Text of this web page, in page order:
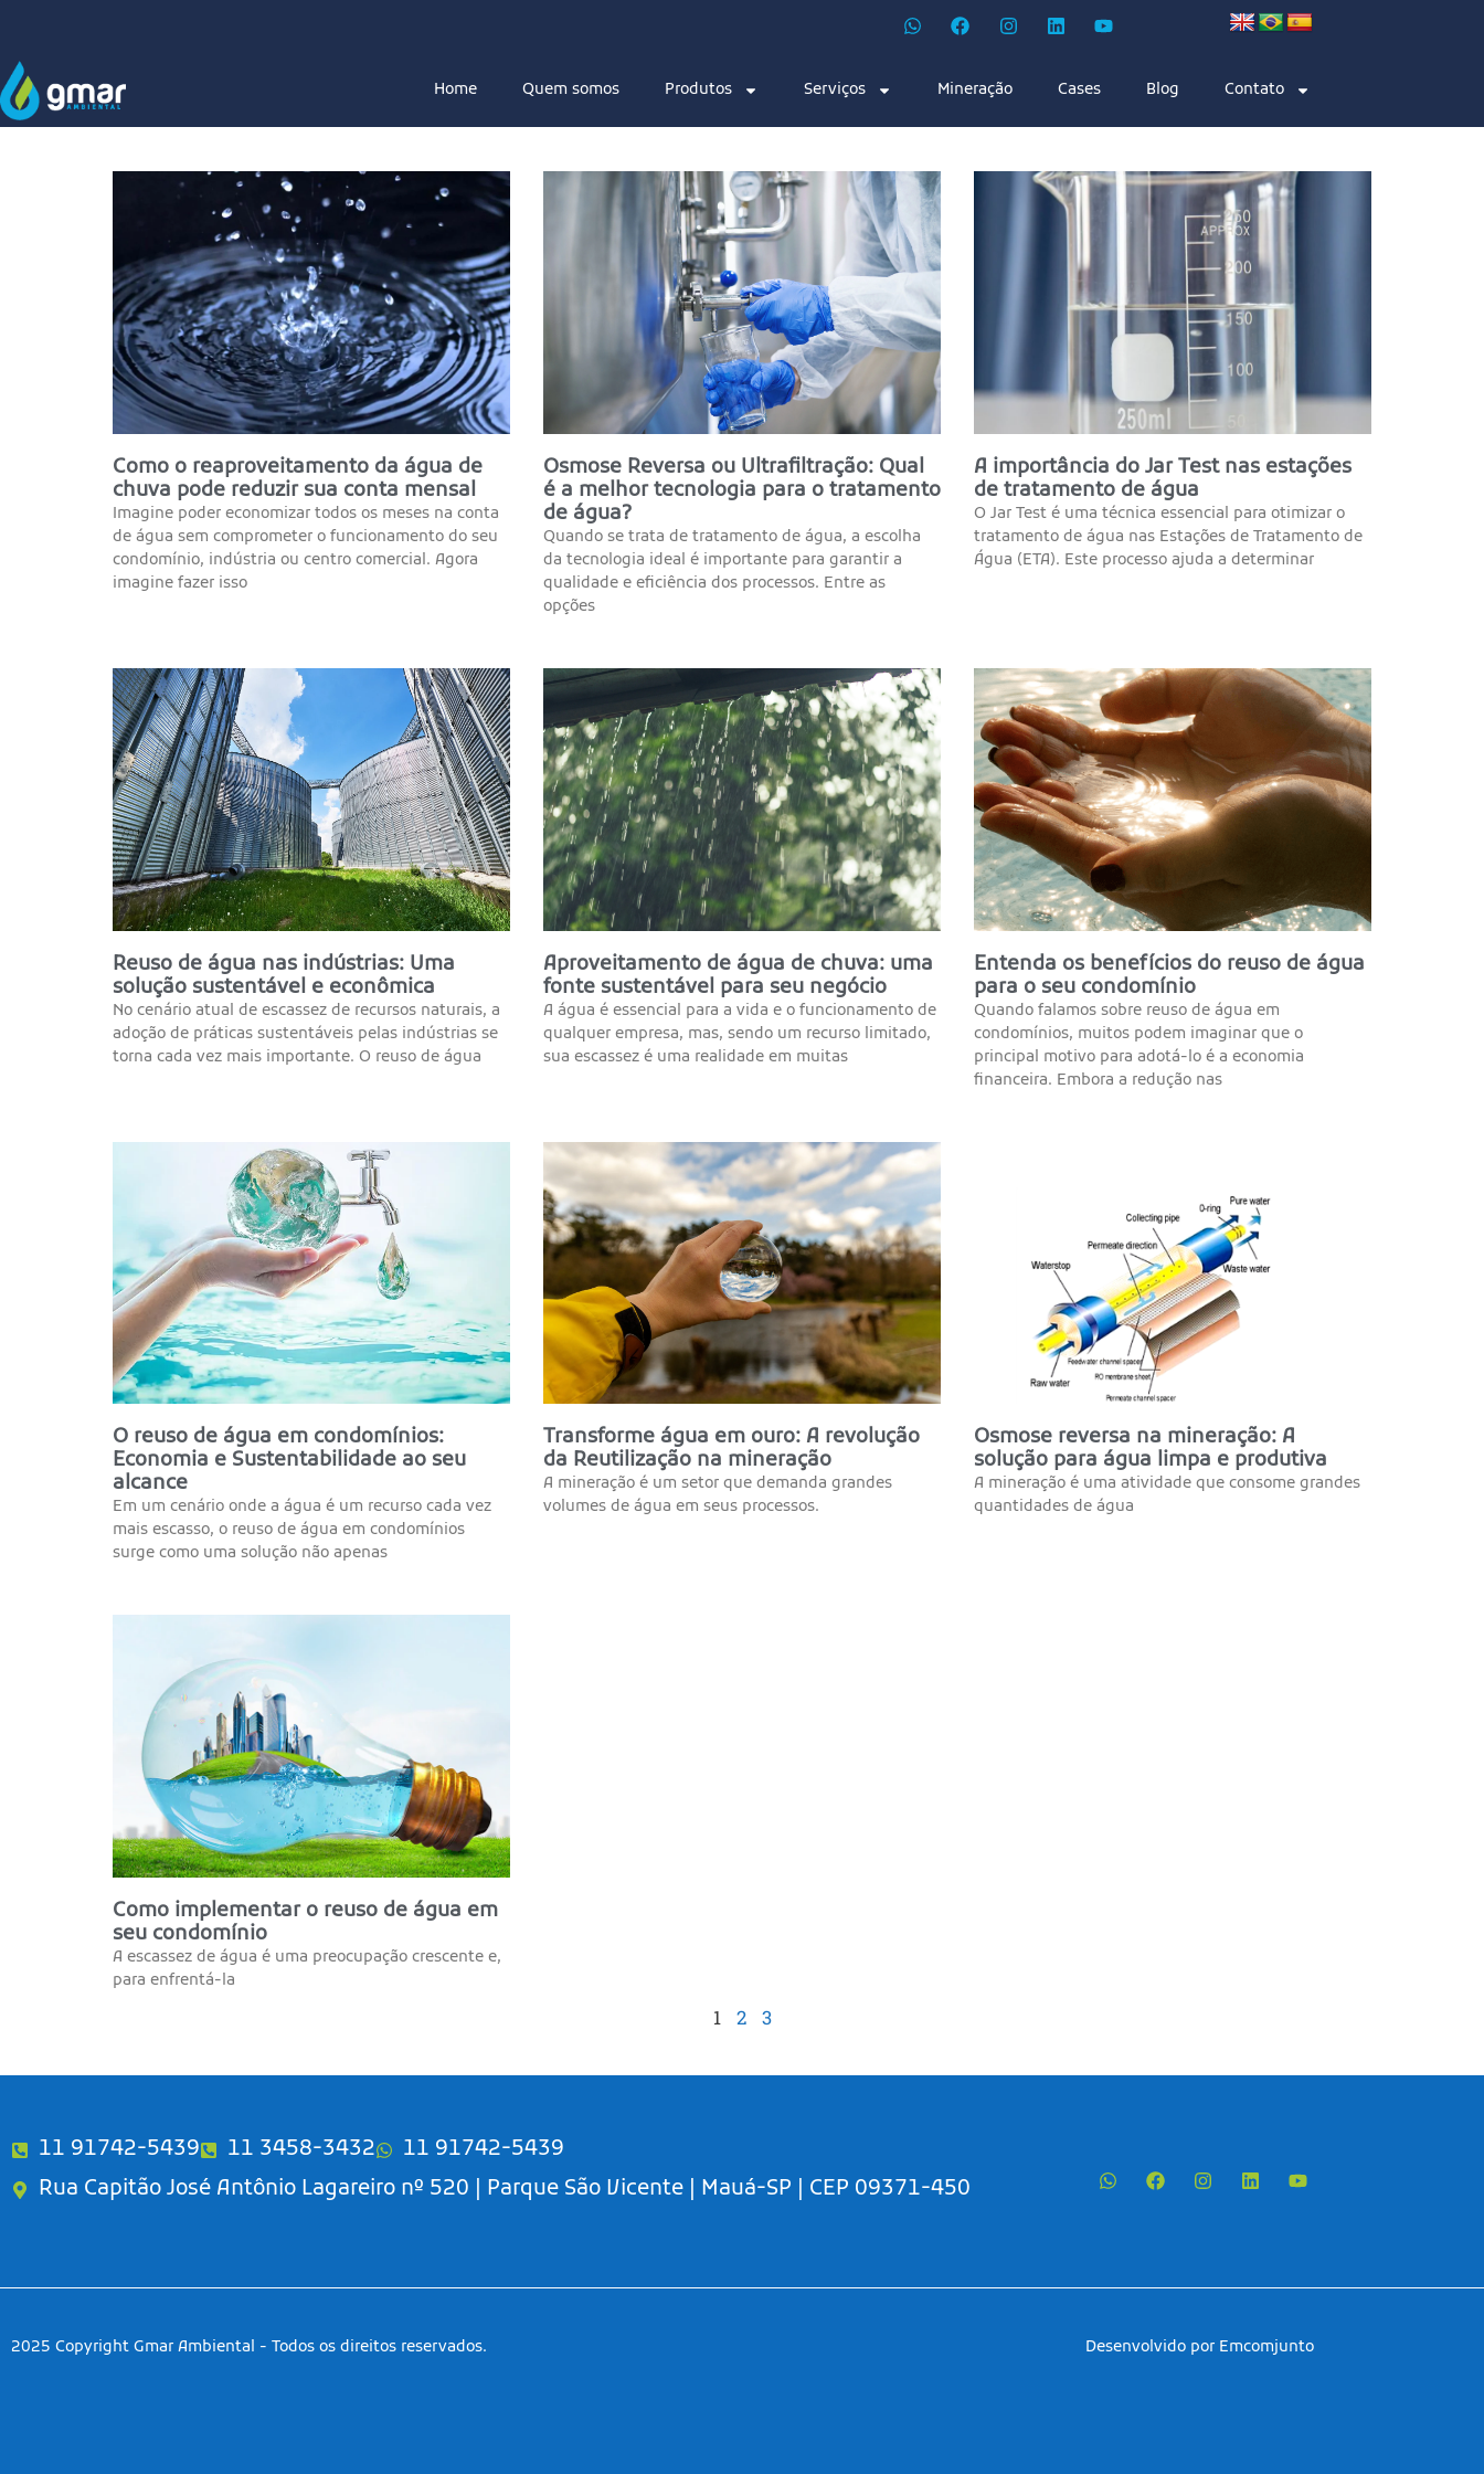
Home Quem somos Produtos Serviços Mineração Cases Blog Contato
Como o reaproveitamento da água de
chuva pode reduzir sua conta mensal
Imagine poder economizar todos os meses na conta
de água sem comprometer o funcionamento do seu
condomínio, indústria ou centro comercial. Agora
imagine fazer isso
Osmose Reversa ou Ultrafiltração: Qual
é a melhor tecnologia para o tratamento
de água?
Quando se trata de tratamento de água, a escolha
da tecnologia ideal é importante para garantir a
qualidade e eficiência dos processos. Entre as
opções
A importância do Jar Test nas estações
de tratamento de água
O Jar Test é uma técnica essencial para otimizar o
tratamento de água nas Estações de Tratamento de
Água (ETA). Este processo ajuda a determinar
Reuso de água nas indústrias: Uma
solução sustentável e econômica
No cenário atual de escassez de recursos naturais, a
adoção de práticas sustentáveis pelas indústrias se
torna cada vez mais importante. O reuso de água
Aproveitamento de água de chuva: uma
fonte sustentável para seu negócio
A água é essencial para a vida e o funcionamento de
qualquer empresa, mas, sendo um recurso limitado,
sua escassez é uma realidade em muitas
Entenda os benefícios do reuso de água
para o seu condomínio
Quando falamos sobre reuso de água em
condomínios, muitos podem imaginar que o
principal motivo para adotá-lo é a economia
financeira. Embora a redução nas
O reuso de água em condomínios:
Economia e Sustentabilidade ao seu
alcance
Em um cenário onde a água é um recurso cada vez
mais escasso, o reuso de água em condomínios
surge como uma solução não apenas
Transforme água em ouro: A revolução
da Reutilização na mineração
A mineração é um setor que demanda grandes
volumes de água em seus processos.
Osmose reversa na mineração: A
solução para água limpa e produtiva
A mineração é uma atividade que consome grandes
quantidades de água
Como implementar o reuso de água em
seu condomínio
A escassez de água é uma preocupação crescente e,
para enfrentá-la
1 2 3
11 91742-5439 11 3458-3432
11 91742-5439
Rua Capitão José Antônio Lagareiro nº 520 | Parque São Vicente | Mauá-SP | CEP 09371-450
2025 Copyright Gmar Ambiental - Todos os direitos reservados. Desenvolvido por Emcomjunto